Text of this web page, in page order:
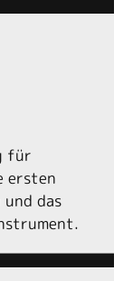
für
ersten
und das